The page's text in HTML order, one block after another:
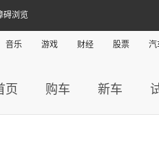
碍浏览
音乐 游戏 财经 股票 汽
页 购车 新车